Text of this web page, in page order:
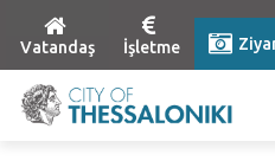
Vatandaş İşletme